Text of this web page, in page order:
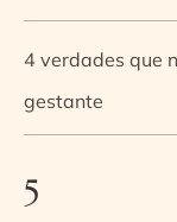
4 verdades que
gestante
5